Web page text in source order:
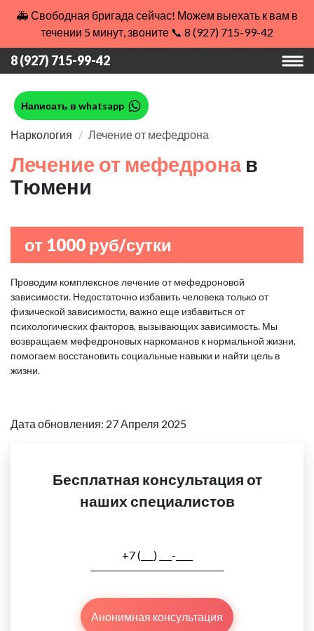
🚑 Свободная бригада сейчас! Можем выехать к вам в
течении 5 минут, звоните 📞 8 (927) 715-99-42
8 (927) 715-99-42
Написать в whatsapp
Наркология Лечение от мефедрона
Лечение от мефедрона в
Тюмени
от 1000 руб/сутки
Проводим комплексное лечение от мефедроновой
зависимости. Недостаточно избавить человека только от
физической зависимости, важно еще избавиться от
психологических факторов, вызывающих зависимость. Мы
возвращаем мефедроновых наркоманов к нормальной жизни,
помогаем восстановить социальные навыки и найти цель в
жизни.
Дата обновления: 27 Апреля 2025
Бесплатная консультация от
наших специалистов
Анонимная консультация